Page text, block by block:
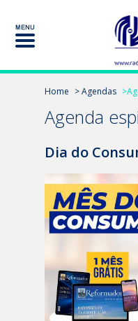
Home > Agendas
Agenda
Dia do